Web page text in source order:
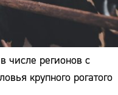
числе регионов с
крупного рогатого